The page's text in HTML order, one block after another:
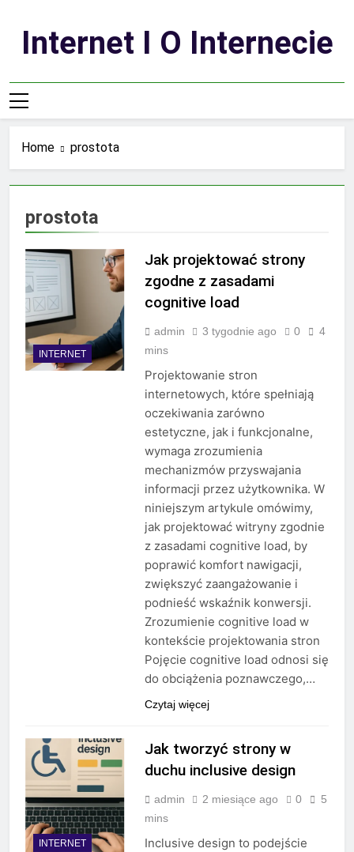
contentInternet I O Internecie
Home prostota
prostota
INTERNET
Jak projektować strony
zgodne z zasadami
cognitive load
admin 3 tygodnie ago 0
4
mins
Projektowanie stron
internetowych, które spełniają
oczekiwania zarówno
estetyczne, jak i funkcjonalne,
wymaga zrozumienia
mechanizmów przyswajania
informacji przez użytkownika. W
niniejszym artykule omówimy,
jak projektować witryny zgodnie
z zasadami cognitive load, by
poprawić komfort nawigacji,
zwiększyć zaangażowanie i
podnieść wskaźnik konwersji.
Zrozumienie cognitive load w
kontekście projektowania stron
Pojęcie cognitive load odnosi się
do obciążenia poznawczego,…
Czytaj więcej
INTERNET
Jak tworzyć strony w
duchu inclusive design
admin 2 miesiące ago 0
5
mins
Inclusive design to podejście